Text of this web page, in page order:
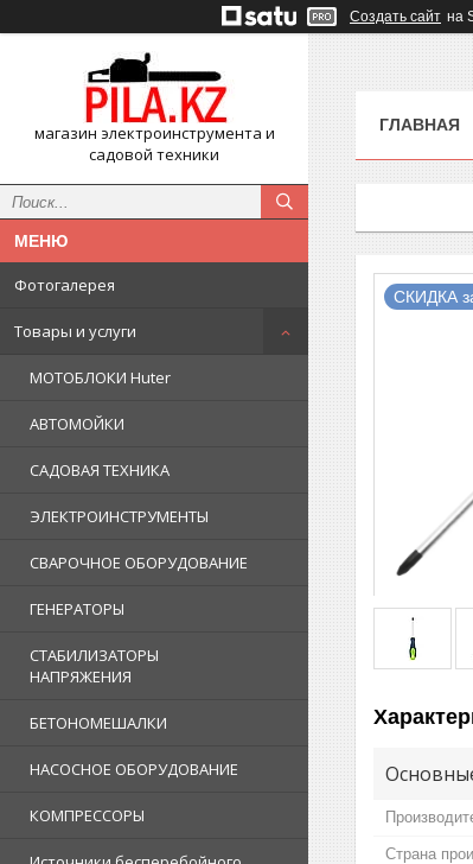
Создать сайт на
магазин электроинструмента и
садовой техники
Фотогалерея
Товары и услуги
МОТОБЛОКИ Huter
АВТОМОЙКИ
САДОВАЯ ТЕХНИКА
ЭЛЕКТРОИНСТРУМЕНТЫ
СВАРОЧНОЕ ОБОРУДОВАНИЕ
ГЕНЕРАТОРЫ
СТАБИЛИЗАТОРЫ
НАПРЯЖЕНИЯ
БЕТОНОМЕШАЛКИ
НАСОСНОЕ ОБОРУДОВАНИЕ
КОМПРЕССОРЫ
ГЛАВНАЯ
СКИДКА
Страна